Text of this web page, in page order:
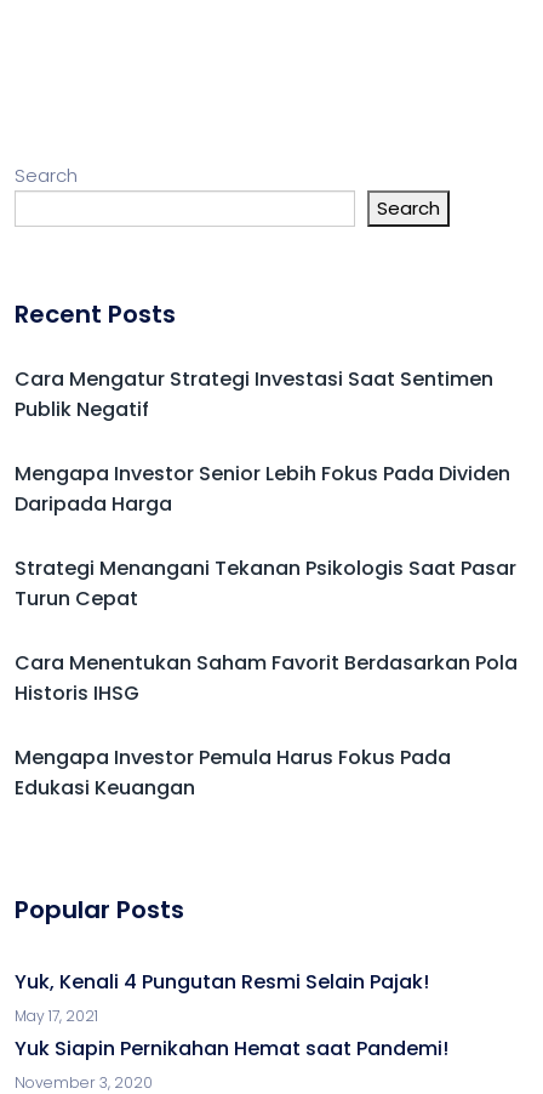
Search
Search
Recent Posts
Cara Mengatur Strategi Investasi Saat Sentimen
Publik Negatif
Mengapa Investor Senior Lebih Fokus Pada Dividen
Daripada Harga
Strategi Menangani Tekanan Psikologis Saat Pasar
Turun Cepat
Cara Menentukan Saham Favorit Berdasarkan Pola
Historis IHSG
Mengapa Investor Pemula Harus Fokus Pada
Edukasi Keuangan
Popular Posts
Yuk, Kenali 4 Pungutan Resmi Selain Pajak!
May 17, 2021
Yuk Siapin Pernikahan Hemat saat Pandemi!
November 3, 2020